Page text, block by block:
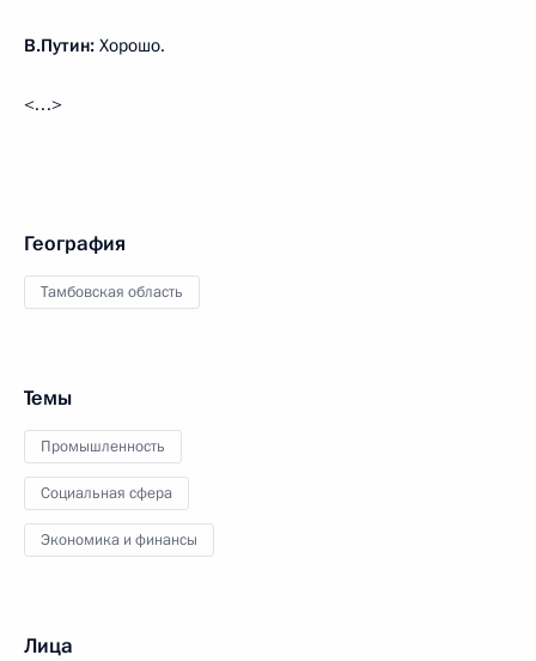
В.Путин: Хорошо.
<…>
География
Тамбовская область
Темы
Промышленность
Социальная сфера
Экономика и финансы
Лица